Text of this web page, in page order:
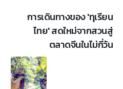
การเดินทางของ 'ทุเรียน
ไทย' สดใหม่จากสวนสู่
ตลาดจีนในไม่กี่วัน